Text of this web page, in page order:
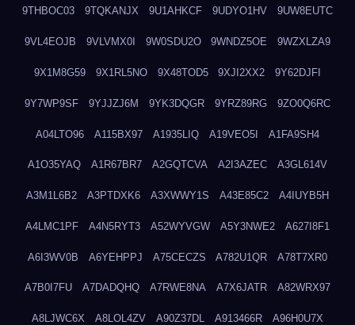
9THBOC03 9TQKANJX 9U1AHKCF 9UDYO1HV 9UW8EUTC
9VL4EOJB 9VLVMX0I 9W0SDU2O 9WNDZ5OE 9WZXLZA9
9X1M8G59 9X1RL5NO 9X48TOD5 9XJI2XX2 9Y62DJFI
9Y7WP9SF 9YJJZJ6M 9YK3DQGR 9YRZ89RG 9ZO0Q6RC
A04LTO96 A115BX97 A1935LIQ A19VEO5I A1FA9SH4
A1O35YAQ A1R67BR7 A2GQTCVA A2I3AZEC A3GL614V
A3M1L6B2 A3PTDXK6 A3XWWY1S A43E85C2 A4IUYB5H
A4LMC1PF A4N5RYT3 A52WYVGW A5Y3NWE2 A627I8F1
A6I3WV0B A6YEHPPJ A75CECZS A782U1QR A78T7XR0
A7B0I7FU A7DADQHQ A7RWE8NA A7X6JATR A82WRX97
A8LJWC6X A8LOL4ZV A90Z37DL A913466R A96H0U7X